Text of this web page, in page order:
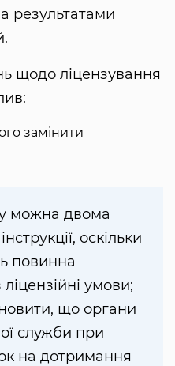
результатами
щодо ліцензування
замінити
можна двома
оскільки
повинна
умови;
що органи
служби при
на дотримання